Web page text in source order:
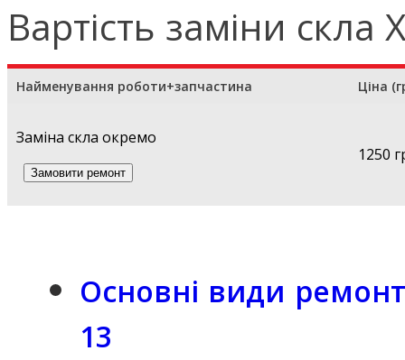
Вартість заміни скла
Найменування роботи+запчастина Ціна
Заміна скла окремо
1250
Основні види
13